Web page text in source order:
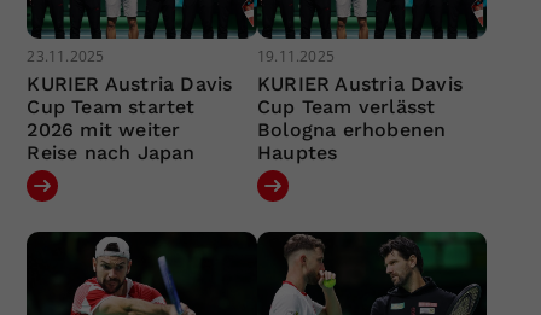
23.11.2025
KURIER Austria Davis
Cup Team startet
2026 mit weiter
Reise nach Japan
19.11.2025
KURIER Austria Davis
Cup Team verlässt
Bologna erhobenen
Hauptes